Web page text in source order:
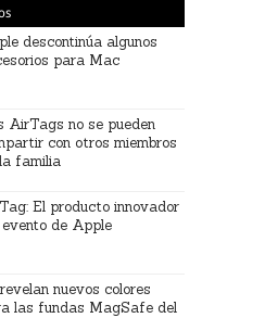
descontinúa algunos
para Mac
AirTags no se pueden
con otros miembros
familia
El producto innovador
evento de Apple
nuevos colores
las fundas MagSafe del